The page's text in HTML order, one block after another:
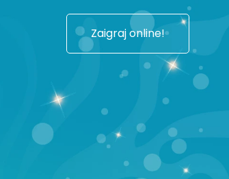
Zaigraj online!